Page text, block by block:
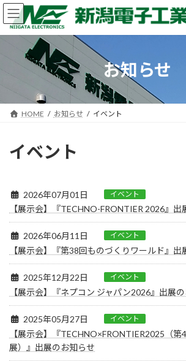
コ
ン
ッ
ナ
ビ
移
お知らせ
HOME お知らせ イベント
イベント
2026年07月01日 イベント
【展示会】『TECHNO-FRONTIER 2026』出
2026年06月11日 イベント
【展示会】『第38回ものづくりワールド』出
2025年12月22日 イベント
【展示会】『ネプコン ジャパン2026』出展
2025年05月27日 イベント
【展示会】『TECHNO×FRONTIER2025（第
展）』出展のお知らせ